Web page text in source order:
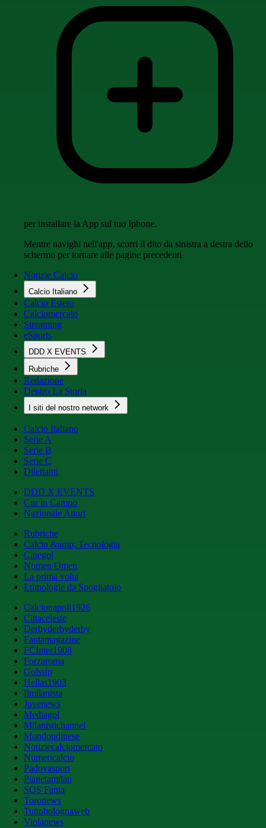
per installare la App sul tuo Iphone.
Mentre navighi nell'app, scorri il dito da sinistra a destra dello
schermo per tornare alle pagine precedenti
Notizie Calcio
Calcio Italiano
Calcio Estero
Calciomercato
Streaming
eSports
DDD X EVENTS
Rubriche
Redazione
Dentro La Storia
I siti del nostro network
Calcio Italiano
Serie A
Serie B
Serie C
Dilettanti
DDD X EVENTS
Cur in Campo
Nazionale Attori
Rubriche
Calcio &amp; Tecnologia
Cinegol
Nomen Omen
La prima volta
Etimologie da Spogliatoio
Calcionapoli1926
Cittaceleste
Derbyderbyderby
Fantamagazine
FCInter1908
Forzaroma
Golssip
Hellas1903
Ilmilanista
Juvenews
Mediagol
Milanistichannel
Mondoudinese
Notiziecalciomercato
Numericalcio
Padovasport
Pianetamilan
SOS Fanta
Toronews
Tuttobolognaweb
Violanews